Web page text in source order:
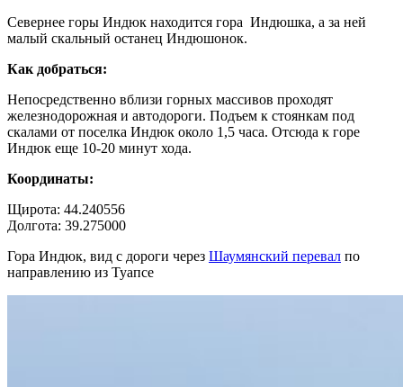
Севернее горы Индюк находится гора Индюшка, а за ней
малый скальный останец Индюшонок.
Как добраться:
Непосредственно вблизи горных массивов проходят
железнодорожная и автодороги. Подъем к стоянкам под
скалами от поселка Индюк около 1,5 часа. Отсюда к горе
Индюк еще 10-20 минут хода.
Координаты:
Щирота: 44.240556
Долгота: 39.275000
Гора Индюк, вид с дороги через Шаумянский перевал по
направлению из Туапсе